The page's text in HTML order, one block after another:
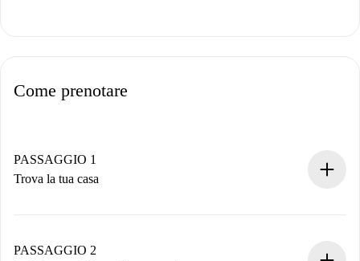
Come prenotare
PASSAGGIO 1
Trova la tua casa
Hai tutte le informazioni necessarie in anticipo.
PASSAGGIO 2